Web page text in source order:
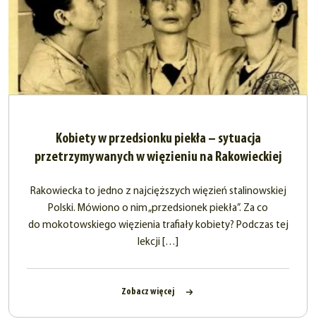
Kobiety w przedsionku piekła – sytuacja
przetrzymywanych w więzieniu na Rakowieckiej
Rakowiecka to jedno z najcięższych więzień stalinowskiej
Polski. Mówiono o nim „przedsionek piekła”. Za co
do mokotowskiego więzienia trafiały kobiety? Podczas tej
lekcji […]
Zobacz więcej